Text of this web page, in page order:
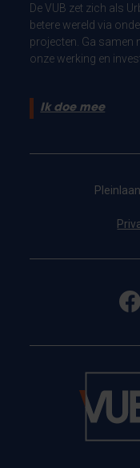
De VUB zet zich als
betere wereld via
projecten. Ga samen
onze werking en
Ik doe mee